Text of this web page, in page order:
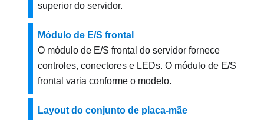
superior do servidor.
Módulo de E/S frontal
O módulo de E/S frontal do servidor fornece
controles, conectores e LEDs. O módulo de E/S
frontal varia conforme o modelo.
Layout do conjunto de placa-mãe